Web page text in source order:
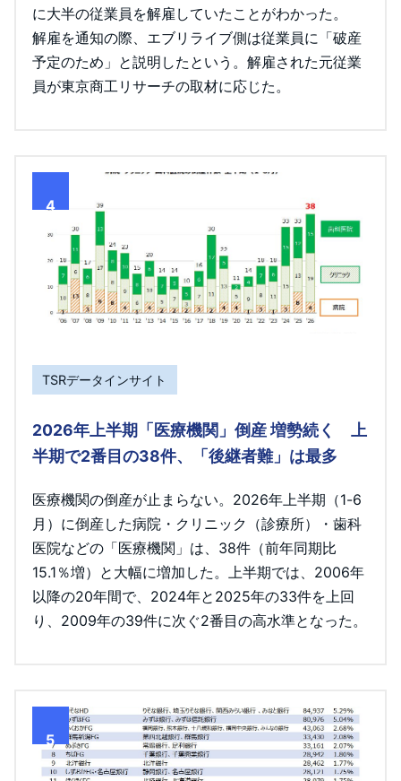
に大半の従業員を解雇していたことがわかった。
解雇を通知の際、エブリライブ側は従業員に「破産
予定のため」と説明したという。解雇された元従業
員が東京商工リサーチの取材に応じた。
4
TSRデータインサイト
2026年上半期「医療機関」倒産 増勢続く 上
半期で2番目の38件、「後継者難」は最多
医療機関の倒産が止まらない。2026年上半期（1-6
月）に倒産した病院・クリニック（診療所）・歯科
医院などの「医療機関」は、38件（前年同期比
15.1％増）と大幅に増加した。上半期では、2006年
以降の20年間で、2024年と2025年の33件を上回
り、2009年の39件に次ぐ2番目の高水準となった。
5